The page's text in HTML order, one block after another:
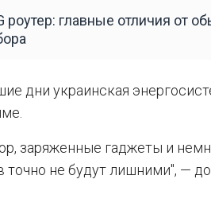
роутер: главные отличия от
дни украинская
заряженные гаджеты и
не будут лишними", —